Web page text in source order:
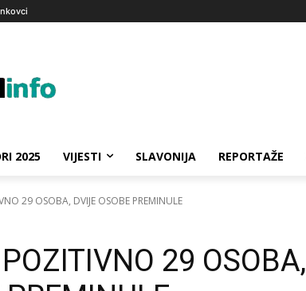
2025 VIJESTI SLAVONIJA REPORTAŽE
29 OSOBA, DVIJE OSOBE PREMINULE
29 OSOBA,